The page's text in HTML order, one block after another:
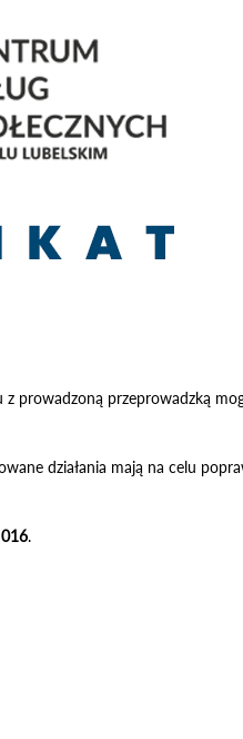
z prowadzoną przeprowadzką
działania mają na celu
.